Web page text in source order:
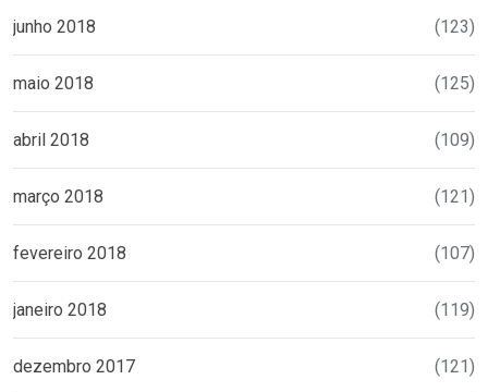
junho 2018 (123)
maio 2018 (125)
abril 2018 (109)
março 2018 (121)
fevereiro 2018 (107)
janeiro 2018 (119)
dezembro 2017 (121)